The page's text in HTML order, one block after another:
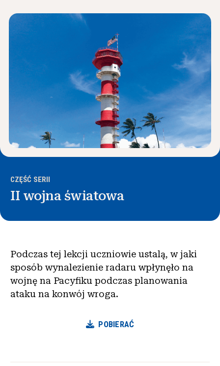
Zaangażować się
CZĘŚĆ SERII
II wojna światowa
Podczas tej lekcji uczniowie ustalą, w jaki
sposób wynalezienie radaru wpłynęło na
wojnę na Pacyfiku podczas planowania
ataku na konwój wroga.
POBIERAĆ